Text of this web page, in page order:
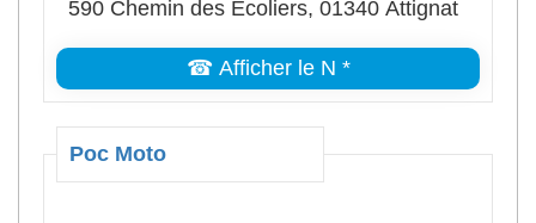
590 Chemin des Écoliers, 01340 Attignat
☎ Afficher le N *
Poc Moto